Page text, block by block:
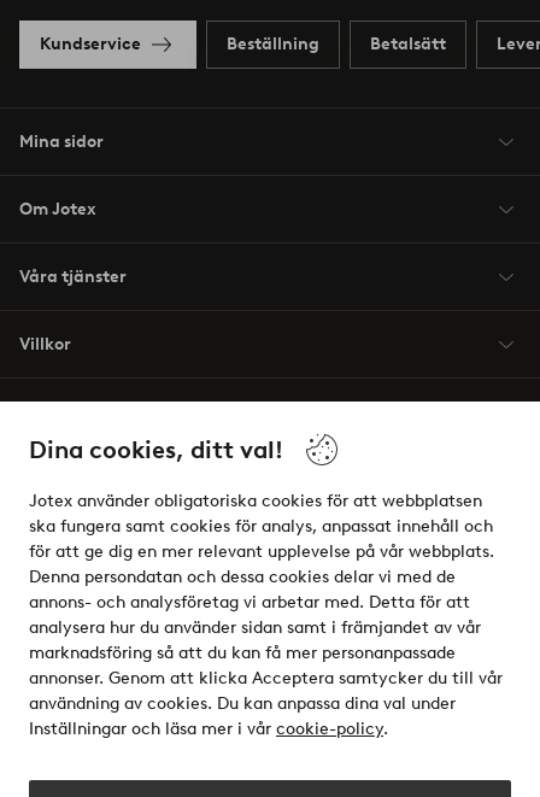
Dina cookies, ditt val!
Jotex använder obligatoriska cookies för att webbplatsen
ska fungera samt cookies för analys, anpassat innehåll och
för att ge dig en mer relevant upplevelse på vår webbplats.
Denna persondatan och dessa cookies delar vi med de
annons- och analysföretag vi arbetar med. Detta för att
analysera hur du använder sidan samt i främjandet av vår
marknadsföring så att du kan få mer personanpassade
annonser. Genom att klicka Acceptera samtycker du till vår
användning av cookies. Du kan anpassa dina val under
Inställningar och läsa mer i vår cookie-policy.
Kundservice Beställning Betalsätt
Mina sidor
Om Jotex
Våra tjänster
Villkor
Säkra betalningar - Betala direkt eller dela upp
Vill du veta mer om våra betalalternativ?
elpy